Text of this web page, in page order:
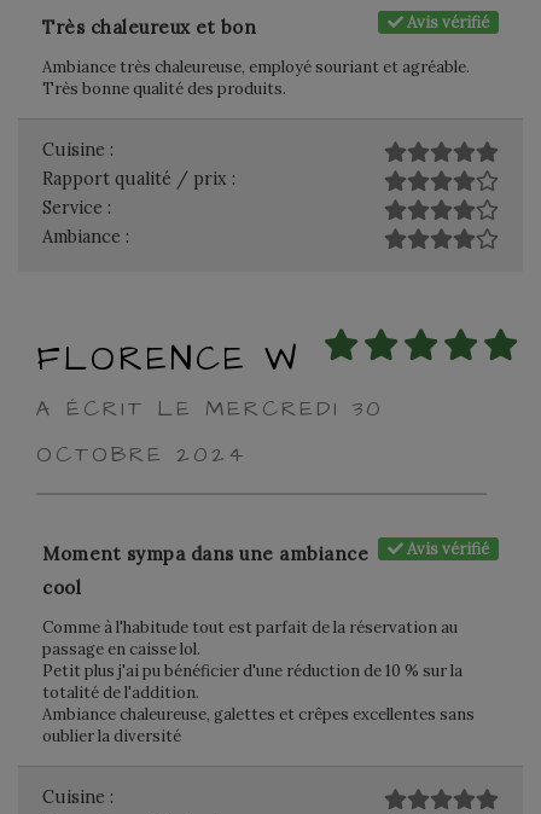
Avis vérifié
Très chaleureux et bon
Ambiance très chaleureuse, employé souriant et agréable.
Très bonne qualité des produits.
Cuisine :
Rapport qualité / prix :
Service :
Ambiance :
FLORENCE W
A ÉCRIT LE MERCREDI 30
OCTOBRE 2024
Avis vérifié
Moment sympa dans une ambiance
cool
Comme à l'habitude tout est parfait de la réservation au
passage en caisse lol.
Petit plus j'ai pu bénéficier d'une réduction de 10 % sur la
totalité de l'addition.
Ambiance chaleureuse, galettes et crêpes excellentes sans
oublier la diversité
Cuisine :